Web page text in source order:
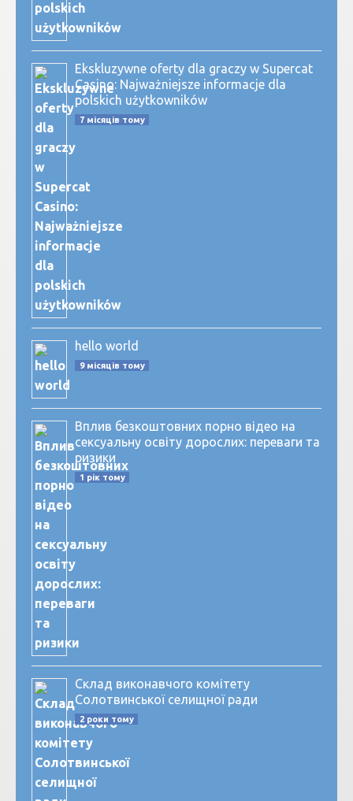
Ekskluzywne oferty dla graczy w Supercat
Casino: Najważniejsze informacje dla
polskich użytkowników
7 місяців тому
hello world
9 місяців тому
Вплив безкоштовних порно відео на
сексуальну освіту дорослих: переваги та
ризики
1 рік тому
Склад виконавчого комітету
Солотвинської селищної ради
2 роки тому